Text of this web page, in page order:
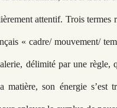
attentif. Trois termes
« cadre/ mouvement/
délimité par une règle,
son énergie s’est